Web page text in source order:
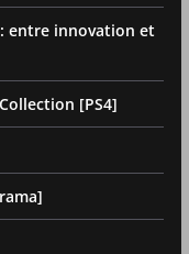
: entre innovation et
[PS4]